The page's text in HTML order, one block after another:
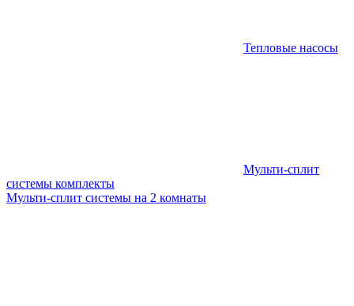
Тепловые насосы
Мульти-сплит
системы комплекты
Мульти-сплит системы на 2 комнаты